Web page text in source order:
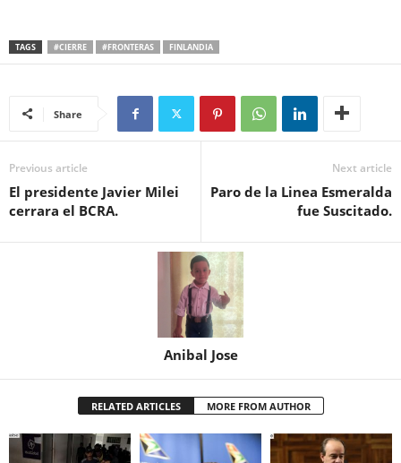
TAGS #CIERRE #FRONTERAS FINLANDIA
Share
Previous article
El presidente Javier Milei
cerrara el BCRA.
Next article
Paro de la Linea Esmeralda
fue Suscitado.
Anibal Jose
RELATED ARTICLES MORE FROM AUTHOR